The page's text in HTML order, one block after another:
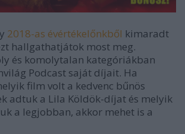
2018-as évértékelőnkből kimaradt
hallgathatjátok most meg.
és komolytalan kategóriákban
Podcast saját díjait. Ha
film volt a kedvenc bűnös
adtuk a Lila Köldök-díjat és melyik
a legjobban, akkor mehet is a